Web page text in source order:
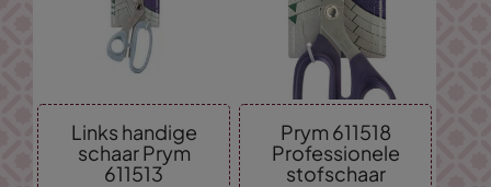
Links handige
schaar Prym
611513
Prym 611518
Professionele
stofschaar